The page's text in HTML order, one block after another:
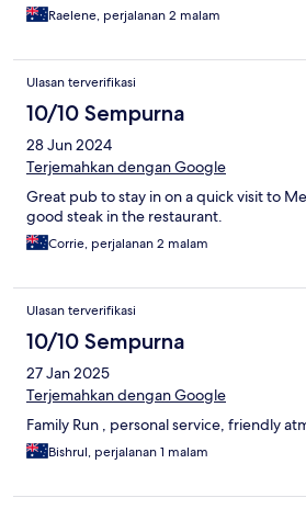
Raelene, perjalanan 2 malam
Ulasan terverifikasi
10/10 Sempurna
28 Jun 2024
Terjemahkan dengan Google
Great pub to stay in on a quick visit to
good steak in the restaurant.
Corrie, perjalanan 2 malam
Ulasan terverifikasi
10/10 Sempurna
27 Jan 2025
Terjemahkan dengan Google
Family Run , personal service, friendly
Bishrul, perjalanan 1 malam